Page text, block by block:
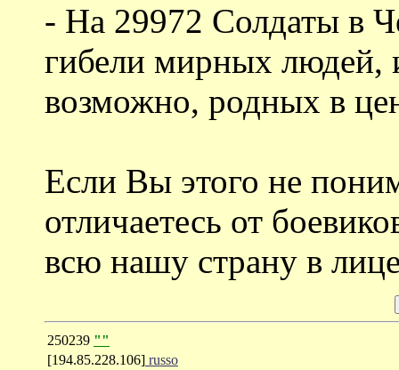
- На 29972 Солдаты в
гибели мирных людей,
возможно, родных в
Если Вы этого не
отличаетесь от
всю нашу страну в
250239 ""
[194.85.228.106] russo